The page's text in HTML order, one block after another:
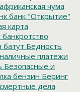
африканская чума
банк "Открытие"
карта
банкротство
батут Бедность
платежи
Безопасные и
бензин Беринг
дела